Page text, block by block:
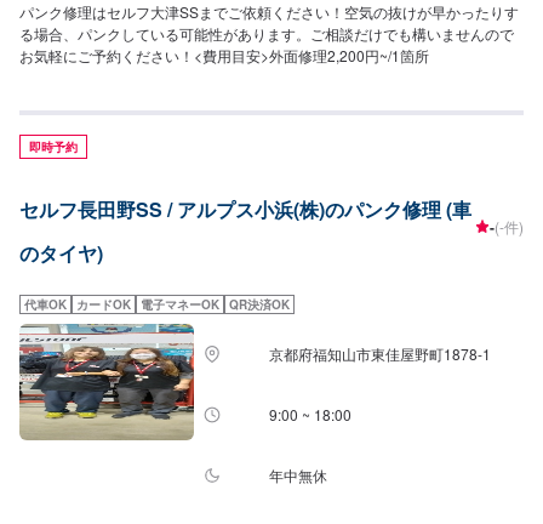
パンク修理はセルフ大津SSまでご依頼ください！空気の抜けが早かったりす
る場合、パンクしている可能性があります。ご相談だけでも構いませんので
お気軽にご予約ください！<費用目安>外面修理2,200円~/1箇所
即時予約
セルフ長田野SS / アルプス小浜(株)のパンク修理 (車
のタイヤ)
-(-件)
代車OK カードOK 電子マネーOK QR決済OK
京都府福知山市東佳屋野町1878-1
9:00 ~ 18:00
年中無休